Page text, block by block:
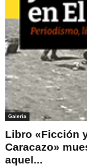
Galeria
Libro «Ficción
Caracazo»
aquel...